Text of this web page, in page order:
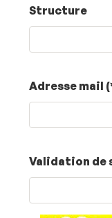
Structure
Adresse mail
Champ
pour
robots.
Validation de